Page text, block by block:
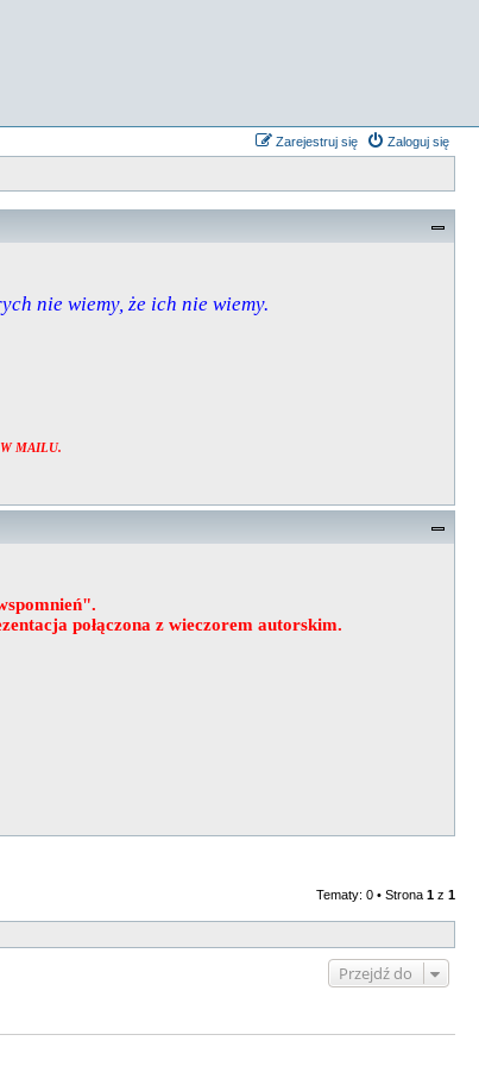
Zaloguj się
Zarejestruj się
nie wiemy, że ich nie wiemy.
MAILU.
połączona z wieczorem autorskim.
Tematy: 0 • Strona 1 z 1
Przejdź do